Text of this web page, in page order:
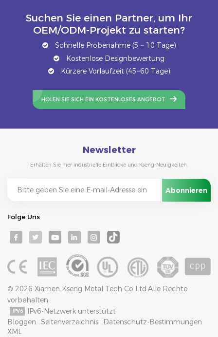
Suchen Sie einen Partner, um Ihr
OEM/ODM-Projekt zu starten?
Schnelle Probenahme (5 ~ 10 Tage)
Kostenlose Designbewertung
Kürzere Vorlaufzeit (45~60 Tage)
HOLEN SIE SICH EIN KOSTENLOSES ANGEBOT
Newsletter
Erhalten Sie hier industrielle Einblicke und Kseng-Neuigkeiten.
Folge Uns
© 2026 Xiamen Kseng Metal Tech Co Ltd.Alle Rechte
vorbehalten.
IPv6-Netzwerk unterstützt
Bloggen
Seitenverzeichnis
Datenschutz-Bestimmungen
XML